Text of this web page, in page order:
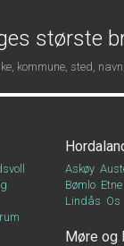
største
kommune, sted,
Askøy
Bømlo Etne
Lindås Os
Møre og